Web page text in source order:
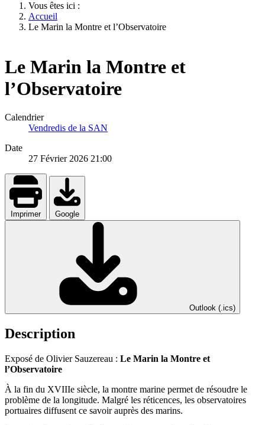
Vous êtes ici :
Accueil
Le Marin la Montre et l’Observatoire
Le Marin la Montre et
l’Observatoire
Calendrier
Vendredis de la SAN
Date
27 Février 2026 21:00
Imprimer Google
Outlook (.ics)
Description
Exposé de Olivier Sauzereau : Le Marin la Montre et
l’Observatoire
À la fin du XVIIIe siècle, la montre marine permet de résoudre le
problème de la longitude. Malgré les réticences, les observatoires
portuaires diffusent ce savoir auprès des marins.